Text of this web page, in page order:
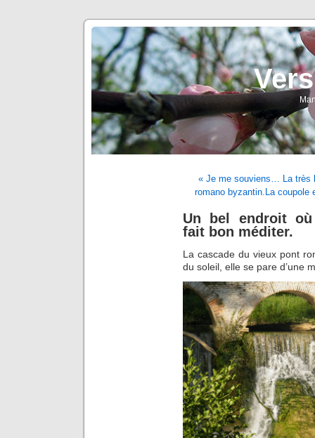
« Je me souviens… La très
romano byzantin.La coupole
Un bel endroit
fait bon méditer.
La cascade du vieux pont
du soleil, elle se pare d’une